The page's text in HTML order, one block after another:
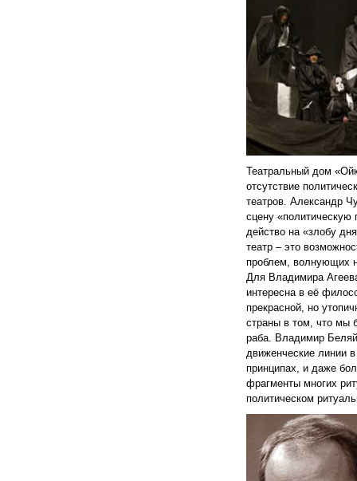
Театральный дом
отсутствие
театров. Александр
сцену
действо на «злобу
театр – это
проблем, волнующих
Для Владимира
интересна в её
прекрасной, но
страны в том, что мы
раба. Владимир
движенческие линии
принципах, и даже
фрагменты многих
политическом